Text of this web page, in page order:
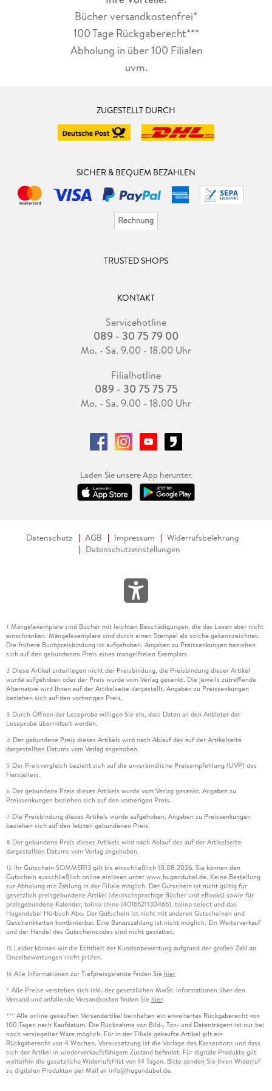
Bücher versandkostenfrei*
100 Tage Rückgaberecht***
Abholung in über 100 Filialen
uvm.
ZUGESTELLT DURCH
SICHER & BEQUEM BEZAHLEN
TRUSTED SHOPS
KONTAKT
Servicehotline
089 - 30 75 79 00
Mo. - Sa. 9.00 - 18.00 Uhr
Filialhotline
089 - 30 75 75 75
Mo. - Sa. 9.00 - 18.00 Uhr
Laden Sie unsere App herunter.
Datenschutz AGB Impressum
Widerrufsbelehrung
Datenschutzeinstellungen
1 Mängelexemplare sind Bücher mit leichten Beschädigungen, die das Lesen aber nicht
einschränken. Mängelexemplare sind durch einen Stempel als solche gekennzeichnet.
Die frühere Buchpreisbindung ist aufgehoben. Angaben zu Preissenkungen beziehen
sich auf den gebundenen Preis eines mangelfreien Exemplars.
2 Diese Artikel unterliegen nicht der Preisbindung, die Preisbindung dieser Artikel
wurde aufgehoben oder der Preis wurde vom Verlag gesenkt. Die jeweils zutreffende
Alternative wird Ihnen auf der Artikelseite dargestellt. Angaben zu Preissenkungen
beziehen sich auf den vorherigen Preis.
3 Durch Öffnen der Leseprobe willigen Sie ein, dass Daten an den Anbieter der
Leseprobe übermittelt werden.
4 Der gebundene Preis dieses Artikels wird nach Ablauf des auf der Artikelseite
dargestellten Datums vom Verlag angehoben.
5 Der Preisvergleich bezieht sich auf die unverbindliche Preisempfehlung (UVP) des
Herstellers.
6 Der gebundene Preis dieses Artikels wurde vom Verlag gesenkt. Angaben zu
Preissenkungen beziehen sich auf den vorherigen Preis.
7 Die Preisbindung dieses Artikels wurde aufgehoben. Angaben zu Preissenkungen
beziehen sich auf den letzten gebundenen Preis.
8 Der gebundene Preis dieses Artikels wird nach Ablauf des auf der Artikelseite
dargestellten Datums vom Verlag angehoben.
12 Ihr Gutschein SOMMER13 gilt bis einschließlich 10.08.2026. Sie können den
Gutschein ausschließlich online einlösen unter www.hugendubel.de. Keine Bestellung
zur Abholung mit Zahlung in der Filiale möglich. Der Gutschein ist nicht gültig für
gesetzlich preisgebundene Artikel (deutschsprachige Bücher und eBooks) sowie für
preisgebundene Kalender, tolino shine (4016621130466), tolino select und das
Hugendubel Hörbuch Abo. Der Gutschein ist nicht mit anderen Gutscheinen und
Geschenkkarten kombinierbar. Eine Barauszahlung ist nicht möglich. Ein Weiterverkauf
und der Handel des Gutscheincodes sind nicht gestattet.
15 Leider können wir die Echtheit der Kundenbewertung aufgrund der großen Zahl an
Einzelbewertungen nicht prüfen.
16 Alle Informationen zur Tiefpreisgarantie finden Sie hier
* Alle Preise verstehen sich inkl. der gesetzlichen MwSt. Informationen über den
Versand und anfallende Versandkosten finden Sie hier
*** Alle online gekauften Versandartikel beinhalten ein erweitertes Rückgaberecht von
100 Tagen nach Kaufdatum. Die Rücknahme von Bild-, Ton- und Datenträgern ist nur bei
noch versiegelter Ware möglich. Für in der Filiale gekaufte Artikel gilt ein
Rückgaberecht von 4 Wochen. Voraussetzung ist die Vorlage des Kassenbons und dass
sich der Artikel in wiederverkaufsfähigem Zustand befindet. Für digitale Produkte gilt
weiterhin die gesetzliche Widerrufsfrist von 14 Tagen. Bitte senden Sie Ihren Widerruf
zu digitalen Produkten per Mail an info@hugendubel.de.